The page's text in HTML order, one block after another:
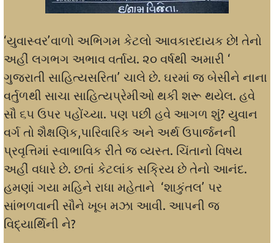
‘યુવાસ્વર’વાળો અભિગમ કેટલો આવકારદાયક છે! તેનો
અહીં લગભગ અભાવ વર્તાય. ૨૦ વર્ષથી અમારી ‘
ગુજરાતી સાહિત્યસરિતા’ ચાલે છે. ઘરમાં જ બેસીને નાના
વર્તુળથી સાચા સાહિત્યપ્રેમીઓ થકી શરૂ થયેલ. હવે
સૌ ૬૫ ઉપર પહોંચ્યા. પણ પછી હવે આગળ શું? યુવાન
વર્ગ તો શૈક્ષણિક,પારિવારિક અને અર્થ ઉપાર્જનની
પ્રવૃત્તિમાં સ્વાભાવિક રીતે જ વ્યસ્ત. ચિંતાનો વિષય
અહીં વધારે છે. છતાં કેટલાંક સક્રિય છે તેનો આનંદ.
હમણાં ગયા મહિને રાધા મહેતાને ‘શાકુંતલ’ પર
સાંભળવાની સૌને ખૂબ મઝા આવી. આપની જ
વિદ્યાર્થિની ને?